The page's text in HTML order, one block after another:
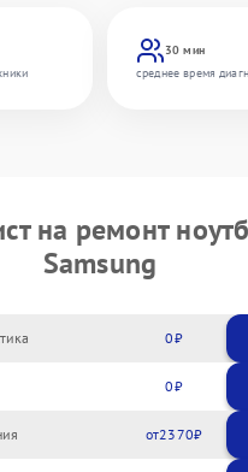
30 мин
среднее время
на ремонт
Samsung
0
0
2370